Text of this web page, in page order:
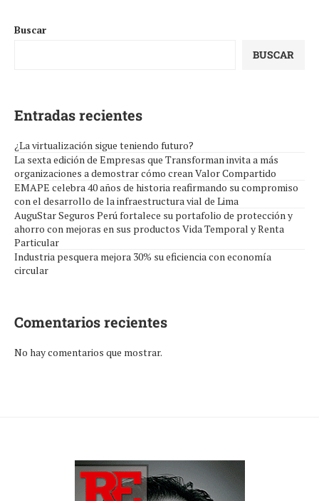
Buscar
BUSCAR
Entradas recientes
¿La virtualización sigue teniendo futuro?
La sexta edición de Empresas que Transforman invita a más
organizaciones a demostrar cómo crean Valor Compartido
EMAPE celebra 40 años de historia reafirmando su compromiso
con el desarrollo de la infraestructura vial de Lima
AuguStar Seguros Perú fortalece su portafolio de protección y
ahorro con mejoras en sus productos Vida Temporal y Renta
Particular
Industria pesquera mejora 30% su eficiencia con economía
circular
Comentarios recientes
No hay comentarios que mostrar.